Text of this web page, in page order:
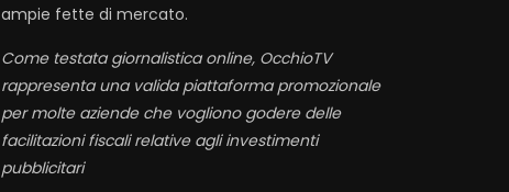
ampie fette di mercato.
Come testata giornalistica online, OcchioTV
rappresenta una valida piattaforma promozionale
per molte aziende che vogliono godere delle
facilitazioni fiscali relative agli investimenti
pubblicitari